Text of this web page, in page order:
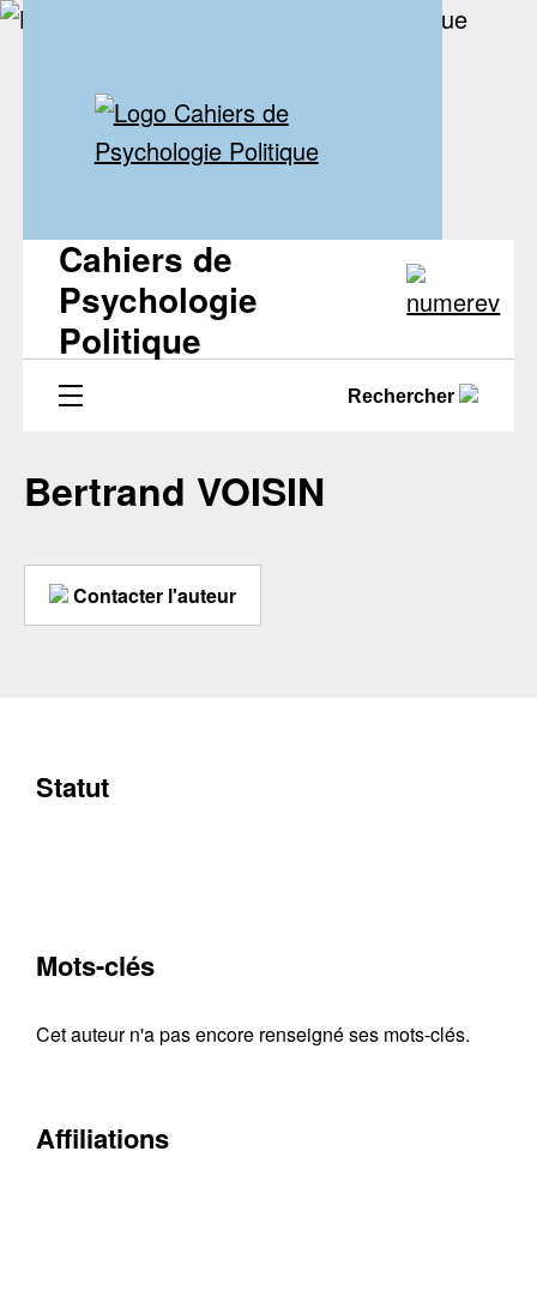
Cahiers de
Psychologie
Politique
Rechercher
Bertrand VOISIN
Contacter l'auteur
Statut
Mots-clés
Cet auteur n'a pas encore renseigné ses mots-clés.
Affiliations
Contacter